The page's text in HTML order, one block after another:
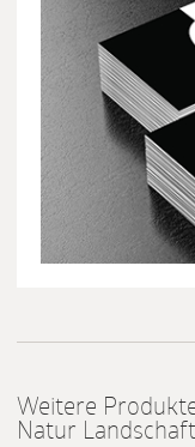
Weitere
Natur